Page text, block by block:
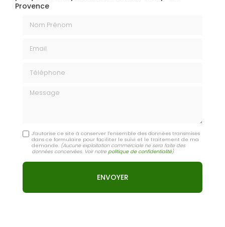
Provence
Message
J'autorise ce site à conserver l'ensemble des données transmises
dans ce formulaire pour faciliter le suivi et le traitement de ma
demande. (Aucune exploitation commerciale ne sera faite des
données concervées. Voir notrepolitique de confidentialité)